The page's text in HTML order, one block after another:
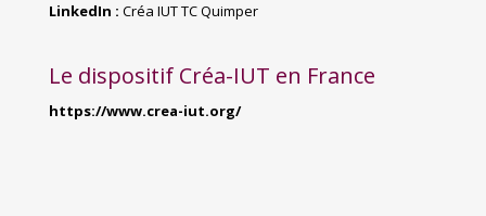
LinkedIn : Créa IUT TC Quimper
Le dispositif Créa-IUT en France
https://www.crea-iut.org/